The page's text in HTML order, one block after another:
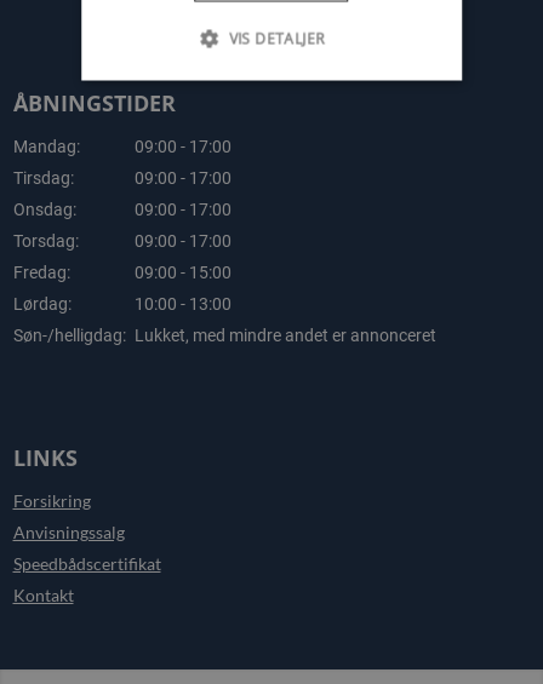
ÅBNINGSTIDER
Mandag:
09:00 - 17:00
Tirsdag:
09:00 - 17:00
Onsdag:
09:00 - 17:00
Torsdag:
09:00 - 17:00
Fredag:
09:00 - 15:00
Lørdag:
10:00 - 13:00
Søn-/helligdag: Lukket, med mindre andet er annonceret
LINKS
Forsikring
Anvisningssalg
Speedbådscertifikat
Kontakt
VIS DETALJER